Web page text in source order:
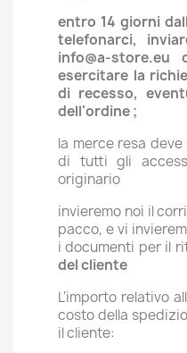
entro 14 giorni
telefonarci,
info@a-
esercitare la
di recesso,
dell'ordine ;
la merce resa
di tutti gli
originario
invieremo noi il
pacco, e vi
i documenti per il
del cliente
L'importo relativo
costo della
il cliente: